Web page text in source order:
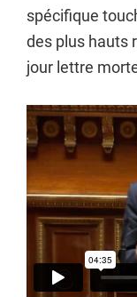
spécifique
des plus hauts
jour lettre